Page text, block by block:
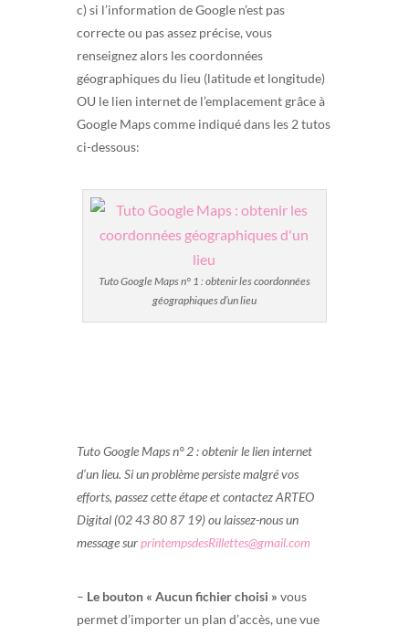
c) si l’information de Google n’est pas
correcte ou pas assez précise, vous
renseignez alors les coordonnées
géographiques du lieu (latitude et longitude)
OU le lien internet de l’emplacement grâce à
Google Maps comme indiqué dans les 2 tutos
ci-dessous:
Tuto Google Maps n° 1 : obtenir les coordonnées
géographiques d’un lieu
Tuto Google Maps n° 2 : obtenir le lien internet
d’un lieu. Si un problème persiste malgré vos
efforts, passez cette étape et contactez ARTEO
Digital (02 43 80 87 19) ou laissez-nous un
message surprintempsdesRillettes@gmail.com
– Le bouton « Aucun fichier choisi » vous
permet d’importer un plan d’accès, une vue